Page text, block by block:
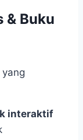
& Buku
interaktif